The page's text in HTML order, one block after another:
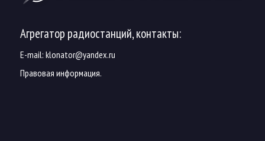
Агрегатор радиостанций, контакты:
E-mail: klonator@yandex.ru
Правовая информация.